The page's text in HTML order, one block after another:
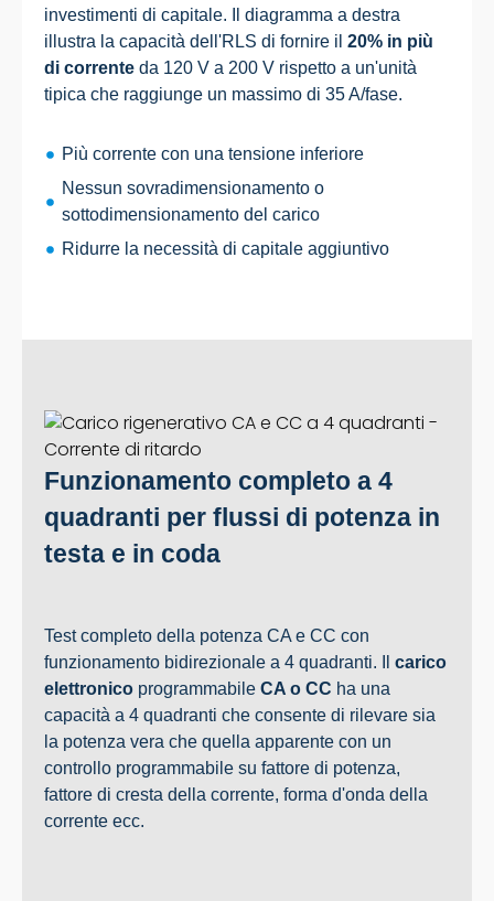
investimenti di capitale. Il diagramma a destra
illustra la capacità dell'RLS di fornire il 20% in più
di corrente da 120 V a 200 V rispetto a un'unità
tipica che raggiunge un massimo di 35 A/fase.
Più corrente con una tensione inferiore
Nessun sovradimensionamento o
sottodimensionamento del carico
Ridurre la necessità di capitale aggiuntivo
Funzionamento completo a 4
quadranti per flussi di potenza in
testa e in coda
Test completo della potenza CA e CC con
funzionamento bidirezionale a 4 quadranti. Il carico
elettronico programmabile CA o CC ha una
capacità a 4 quadranti che consente di rilevare sia
la potenza vera che quella apparente con un
controllo programmabile su fattore di potenza,
fattore di cresta della corrente, forma d'onda della
corrente ecc.